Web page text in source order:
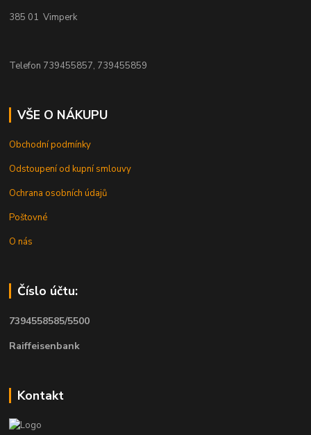
385 01 Vimperk
Telefon 739455857, 739455859
VŠE O NÁKUPU
Obchodní podmínky
Odstoupení od kupní smlouvy
Ochrana osobních údajů
Poštovné
O nás
Číslo účtu:
7394558585/5500
Raiffeisenbank
Kontakt